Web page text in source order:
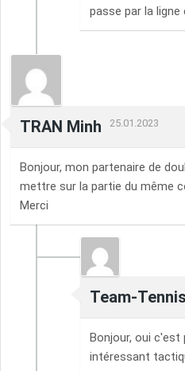
passe par la ligne
TRAN Minh 25.01.2023
Bonjour, mon partenaire de
mettre sur la partie du même
Merci
Team-Tennis
Bonjour, oui c'est
intéressant